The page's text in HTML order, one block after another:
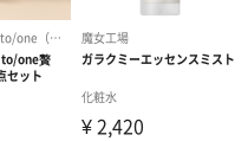
リー、リンゴベリー、ヨーロッ